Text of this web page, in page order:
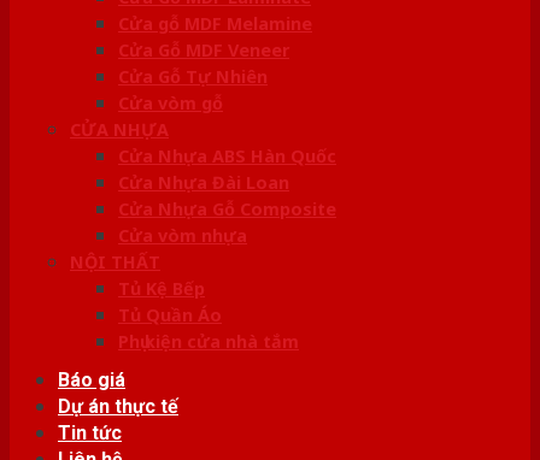
Cửa gỗ MDF Melamine
Cửa Gỗ MDF Veneer
Cửa Gỗ Tự Nhiên
Cửa vòm gỗ
CỬA NHỰA
Cửa Nhựa ABS Hàn Quốc
Cửa Nhựa Đài Loan
Cửa Nhựa Gỗ Composite
Cửa vòm nhựa
NỘI THẤT
Tủ Kệ Bếp
Tủ Quần Áo
Phụ kiện cửa nhà tắm
Báo giá
Dự án thực tế
Tin tức